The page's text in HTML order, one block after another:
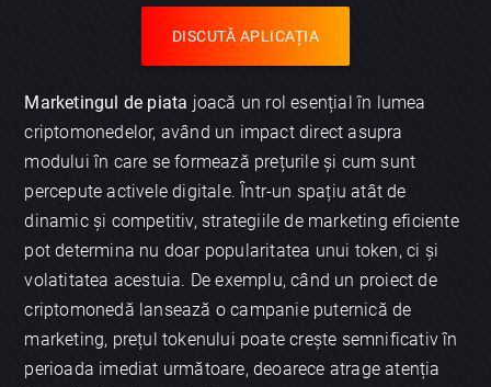
DISCUTĂ APLICAȚIA
Marketingul de piata joacă un rol esențial în lumea
criptomonedelor, având un impact direct asupra
modului în care se formează prețurile și cum sunt
percepute activele digitale. Într-un spațiu atât de
dinamic și competitiv, strategiile de marketing eficiente
pot determina nu doar popularitatea unui token, ci și
volatitatea acestuia. De exemplu, când un proiect de
criptomonedă lansează o campanie puternică de
marketing, prețul tokenului poate crește semnificativ în
perioada imediat următoare, deoarece atrage atenția